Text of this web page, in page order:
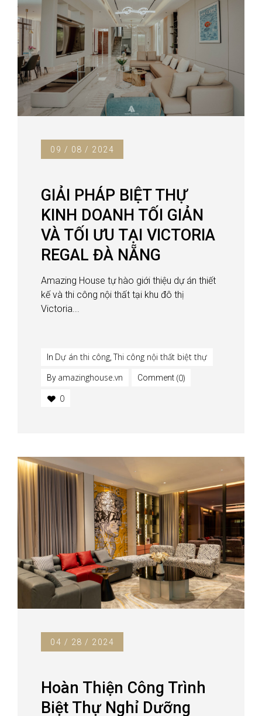
09 / 08 / 2024
GIẢI PHÁP BIỆT THỰ
KINH DOANH TỐI GIẢN
VÀ TỐI ƯU TẠI VICTORIA
REGAL ĐÀ NẴNG
Amazing House tự hào giới thiệu dự án thiết
kế và thi công nội thất tại khu đô thị
Victoria...
In Dự án thi công,Thi công nội thất biệt thự
By amazinghouse.vn Comment (0)
0
04 / 28 / 2024
Hoàn Thiện Công Trình
Biệt Thự Nghỉ Dưỡng